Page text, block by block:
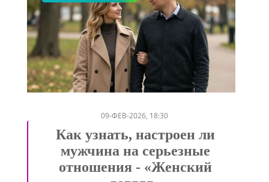
///
09-ФЕВ-2026, 18:30
Как узнать, настроен ли
мужчина на серьезные
отношения - «Женский